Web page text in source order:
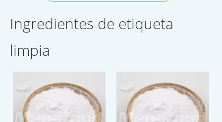
Ingredientes de etiqueta
limpia